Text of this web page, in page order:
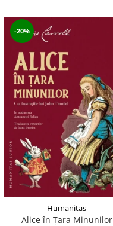
-20%
Humanitas
Alice în Ţara Minunilor